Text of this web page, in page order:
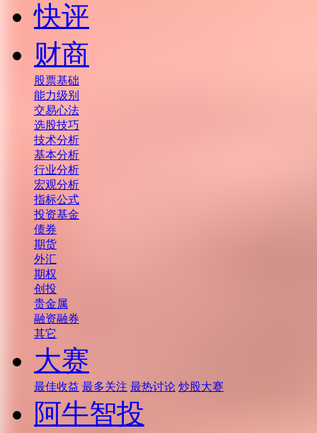
快评
财商
股票基础
能力级别
交易心法
选股技巧
技术分析
基本分析
行业分析
宏观分析
指标公式
投资基金
债券
期货
外汇
期权
创投
贵金属
融资融券
其它
大赛
最佳收益 最多关注 最热讨论 炒股大赛
阿牛智投